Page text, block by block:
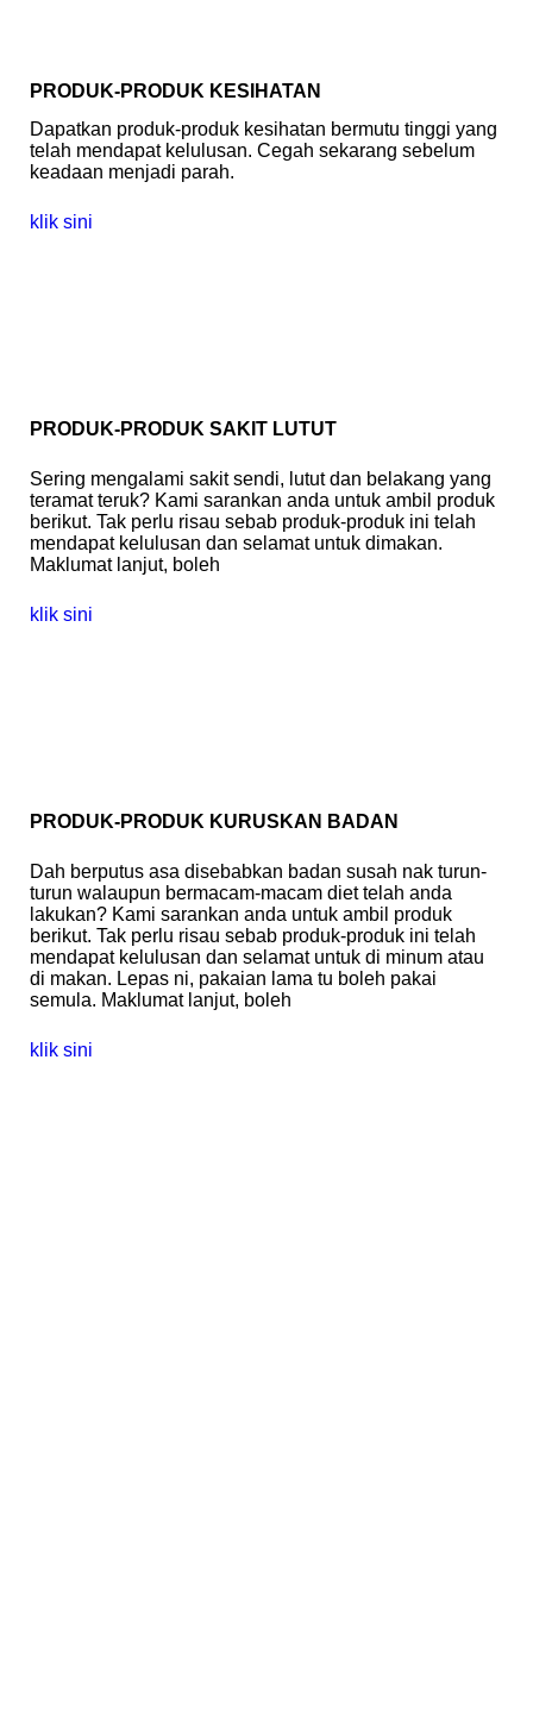
PRODUK-PRODUK KESIHATAN
Dapatkan produk-produk kesihatan bermutu tinggi yang
telah mendapat kelulusan. Cegah sekarang sebelum
keadaan menjadi parah.
klik sini
PRODUK-PRODUK SAKIT LUTUT
Sering mengalami sakit sendi, lutut dan belakang yang
teramat teruk? Kami sarankan anda untuk ambil produk
berikut. Tak perlu risau sebab produk-produk ini telah
mendapat kelulusan dan selamat untuk dimakan.
Maklumat lanjut, boleh
klik sini
PRODUK-PRODUK KURUSKAN BADAN
Dah berputus asa disebabkan badan susah nak turun-
turun walaupun bermacam-macam diet telah anda
lakukan? Kami sarankan anda untuk ambil produk
berikut. Tak perlu risau sebab produk-produk ini telah
mendapat kelulusan dan selamat untuk di minum atau
di makan. Lepas ni, pakaian lama tu boleh pakai
semula. Maklumat lanjut, boleh
klik sini